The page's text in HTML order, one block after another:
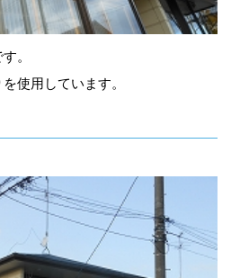
。
使用しています。